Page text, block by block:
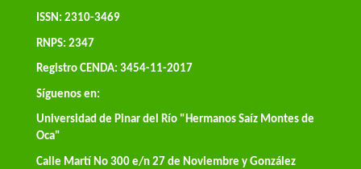
ISSN: 2310-3469
RNPS: 2347
Registro CENDA: 3454-11-2017
Síguenos en:
Universidad de Pinar del Río "Hermanos Saíz Montes de
Oca"
Calle Martí No 300 e/n 27 de Noviembre y González